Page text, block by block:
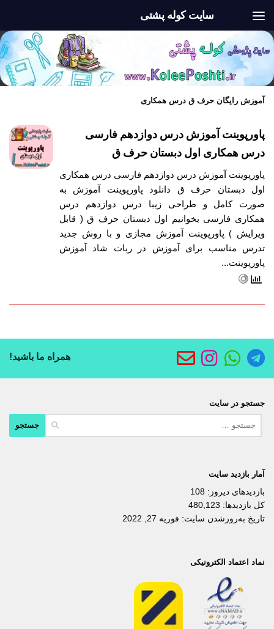
سایت کوله پشتی
آموزش رایگان حرف ق درس همکاری
پاورپوینت آموزش درس دوازدهم فارسی
درس همکاری اول دبستان حرف ق
پاورپوینت آموزش درس دوازدهم فارسی درس همکاری
اول دبستان حرف ق دانلود پاورپوینت آموزش به
صورت کامل و طراحی زیبا درس دوازدهم درس
همکاری فارسی بخوانیم اول دبستان حرف ق ( قابل
ویرایش ) پاورپوینت آموزش مجازی و با روش جدید
تدرس مناسب برای آموزش در ربات شاد آموزش
پاورپوینت...
همراه ما باشید!
جستجو در سایت
آمار بازدید سایت
بازدیدهای دیروز: 108
کل بازدیدها: 480,123
تاریخ به‌روزشدن سایت: فوریه 27, 2022
نماد اعتماد الکترونیکی